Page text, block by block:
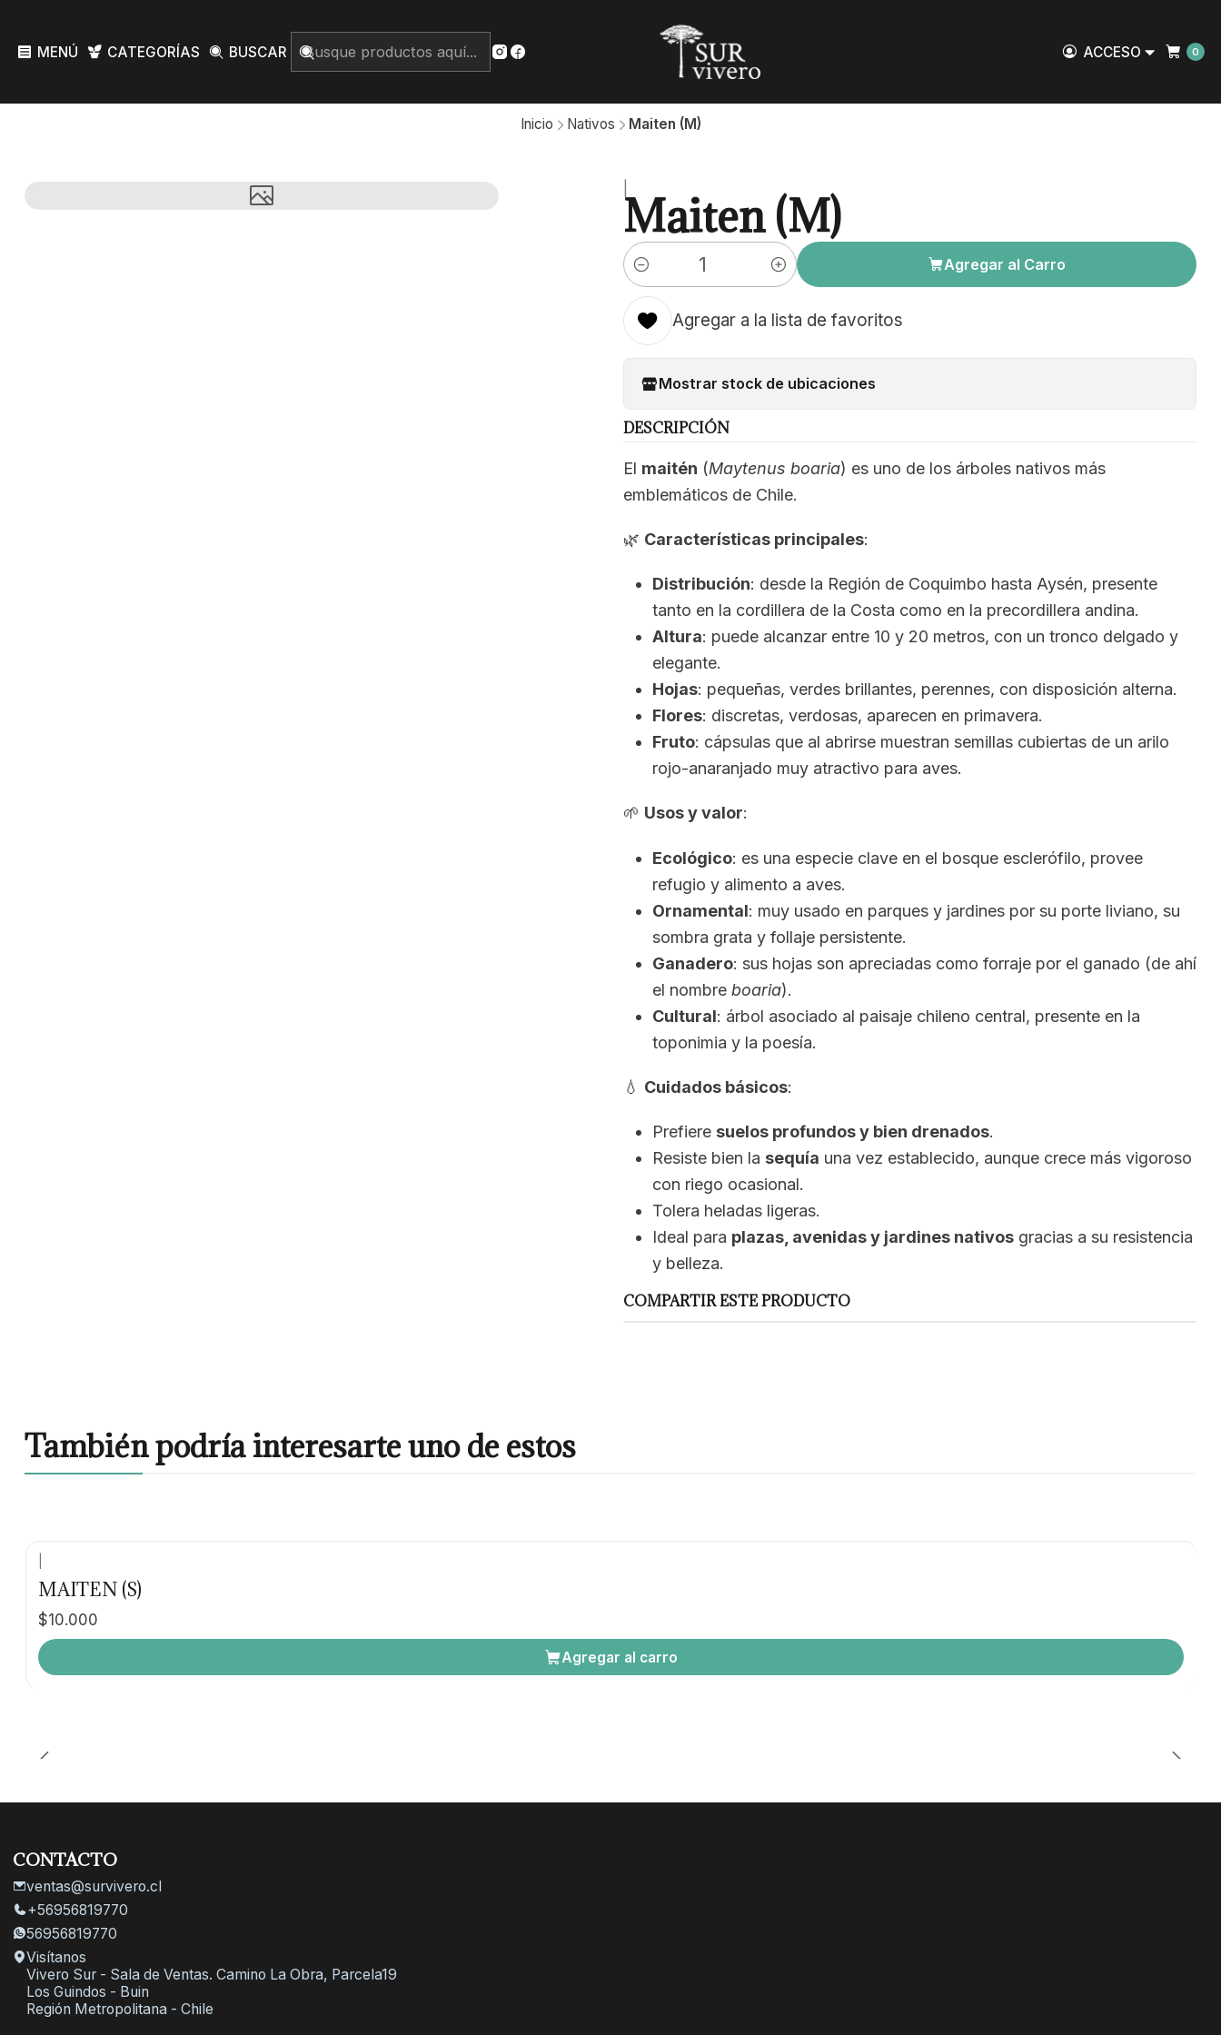
MENÚ CATEGORÍAS BUSCAR ACCESO 0
Inicio Nativos Maiten (M)
Maiten (M)
Cantidad
Agregar al Carro
Agregar a la lista de favoritos
Mostrar stock de ubicaciones
DESCRIPCIÓN
El maitén (Maytenus boaria) es uno de los árboles nativos más
emblemáticos de Chile.
🌿 Características principales:
Distribución: desde la Región de Coquimbo hasta Aysén, presente
tanto en la cordillera de la Costa como en la precordillera andina.
Altura: puede alcanzar entre 10 y 20 metros, con un tronco delgado y
elegante.
Hojas: pequeñas, verdes brillantes, perennes, con disposición alterna.
Flores: discretas, verdosas, aparecen en primavera.
Fruto: cápsulas que al abrirse muestran semillas cubiertas de un arilo
rojo-anaranjado muy atractivo para aves.
🌱 Usos y valor:
Ecológico: es una especie clave en el bosque esclerófilo, provee
refugio y alimento a aves.
Ornamental: muy usado en parques y jardines por su porte liviano, su
sombra grata y follaje persistente.
Ganadero: sus hojas son apreciadas como forraje por el ganado (de ahí
el nombre boaria).
Cultural: árbol asociado al paisaje chileno central, presente en la
toponimia y la poesía.
💧 Cuidados básicos:
Prefiere suelos profundos y bien drenados.
Resiste bien la sequía una vez establecido, aunque crece más vigoroso
con riego ocasional.
Tolera heladas ligeras.
Ideal para plazas, avenidas y jardines nativosgracias a su resistencia
y belleza.
COMPARTIR ESTE PRODUCTO
También podría interesarte uno de estos
MAITEN (S)
$10.000
Agregar al carro
CONTACTO
ventas@survivero.cl
+56956819770
56956819770
Visítanos
Vivero Sur - Sala de Ventas. Camino La Obra, Parcela19
Los Guindos - Buin
Región Metropolitana - Chile